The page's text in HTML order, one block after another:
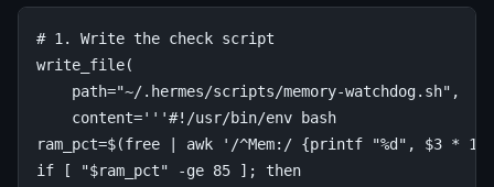
# 1. Write the check script
write_file(
path="~/.hermes/scripts/memory-watchdog.sh" ,
content='''#!/usr/bin/env bash
ram_pct=$(free | awk '/^Mem:/ {printf "%d ", $3 *
if [ "$ram_pct" -ge 85 ]; then